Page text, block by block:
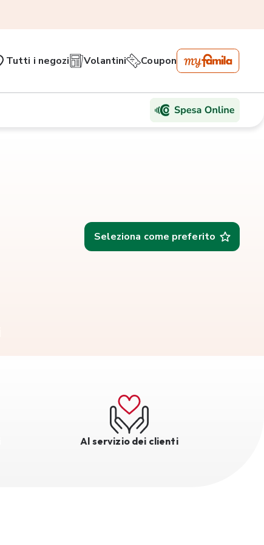
Tutti i negozi Volantini Coupon
Seleziona come preferito
Al servizio dei clienti